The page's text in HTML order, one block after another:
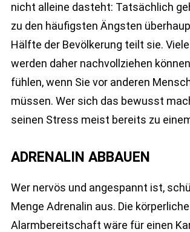
nicht alleine dasteht: Tatsächlich
zu den häufigsten Ängsten
Hälfte der Bevölkerung teilt sie.
werden daher nachvollziehen
fühlen, wenn Sie vor anderen
müssen. Wer sich das bewusst
seinen Stress meist bereits zu
ADRENALIN ABBAUEN
Wer nervös und angespannt ist,
Menge Adrenalin aus. Die körperliche
Alarmbereitschaft wäre für einen